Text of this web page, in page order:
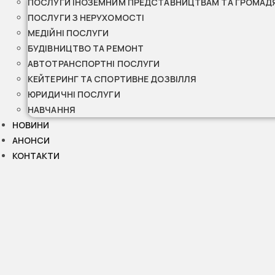
ПОСЛУГИ З НЕРУХОМОСТІ
МЕДІЙНІ ПОСЛУГИ
БУДІВНИЦТВО ТА РЕМОНТ
АВТОТРАНСПОРТНІ ПОСЛУГИ
КЕЙТЕРИНГ ТА СПОРТИВНЕ ДОЗВІЛЛЯ
ЮРИДИЧНІ ПОСЛУГИ
НАВЧАННЯ
НОВИНИ
АНОНСИ
КОНТАКТИ